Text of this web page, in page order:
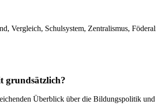
Vergleich, Schulsystem, Zentralismus,
grundsätzlich?
Überblick über die Bildungspolitik